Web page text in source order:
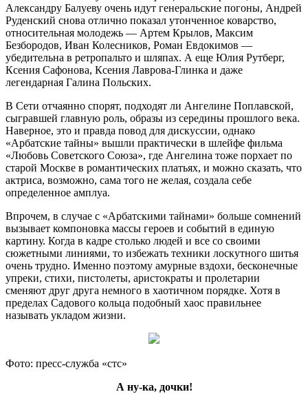
Александру Балуеву очень идут генеральские погоны, Андрей
Руденский снова отлично показал утонченное коварство,
относительная молодежь — Артем Крылов, Максим
Безбородов, Иван Колесников, Роман Евдокимов —
убедительна в ретропальто и шляпах. А еще Юлия Рутберг,
Ксения Сафонова, Ксения Лаврова-Глинка и даже
легендарная Галина Польских.
В Сети отчаянно спорят, подходят ли Ангелине Поплавской,
сыгравшей главную роль, образы из середины прошлого века.
Наверное, это и правда повод для дискуссии, однако
«Арбатские тайны» вышли практически в шлейфе фильма
«Любовь Советского Союза», где Ангелина тоже порхает по
старой Москве в романтических платьях, и можно сказать, что
актриса, возможно, сама того не желая, создала себе
определенное амплуа.
Впрочем, в случае с «Арбатскими тайнами» больше сомнений
вызывает компоновка массы героев и событий в единую
картину. Когда в кадре столько людей и все со своими
сюжетными линиями, то избежать техники лоскутного шитья
очень трудно. Именно поэтому амурные вздохи, бесконечные
упреки, стихи, пистолеты, аристократы и пролетарии
сменяют друг друга немного в хаотичном порядке. Хотя в
пределах Садового кольца подобный хаос правильнее
называть укладом жизни.
Фото: пресс-служба «стс»
А ну-ка, дочки!